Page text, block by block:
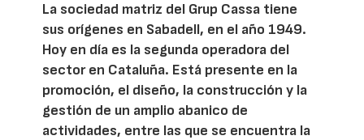
La sociedad matriz del Grup Cassa tiene
sus orígenes en Sabadell, en el año 1949.
Hoy en día es la segunda operadora del
sector en Cataluña. Está presente en la
promoción, el diseño, la construcción y la
gestión de un amplio abanico de
actividades, entre las que se encuentra la